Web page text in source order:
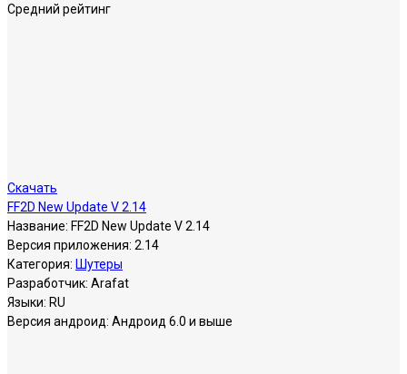
Средний рейтинг
Скачать
FF2D New Update V 2.14
Название: FF2D New Update V 2.14
Версия приложения: 2.14
Категория: Шутеры
Разработчик: Arafat
Языки: RU
Версия андроид: Андроид 6.0 и выше